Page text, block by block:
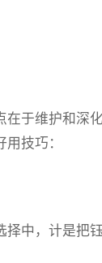
在于维护和深
技巧：
择中，计是把